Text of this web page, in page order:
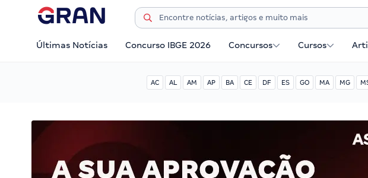
Últimas Notícias Concurso IBGE 2026 Concursos Cursos
AC AL AM AP BA CE DF ES GO MA MG